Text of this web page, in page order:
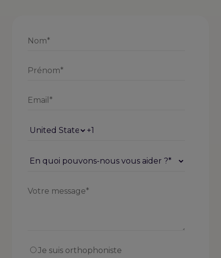
Je suis orthophoniste